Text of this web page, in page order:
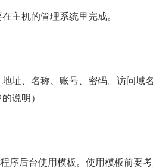
主机的管理系统里完成。
址、名称、账号、密码。访问域
说明）
序后台使用模板。使用模板前要